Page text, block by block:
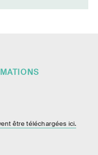
être téléchargées ici.